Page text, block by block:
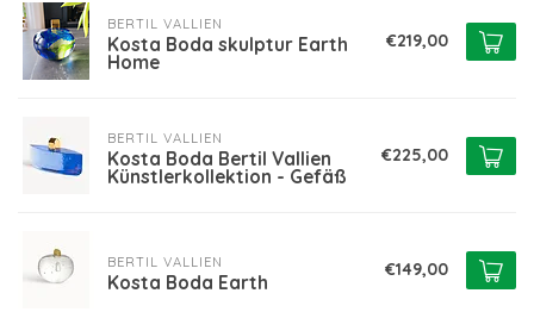
BERTIL VALLIEN
Kosta Boda skulptur Earth
Home
€219,00
BERTIL VALLIEN
Kosta Boda Bertil Vallien
Künstlerkollektion - Gefäß
€225,00
BERTIL VALLIEN
Kosta Boda Earth
€149,00